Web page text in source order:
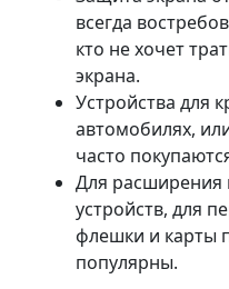
всегда
кто не хочет
экрана.
Устройства для
автомобилях,
часто
Для
устройств, для
флешки и карты
популярны.